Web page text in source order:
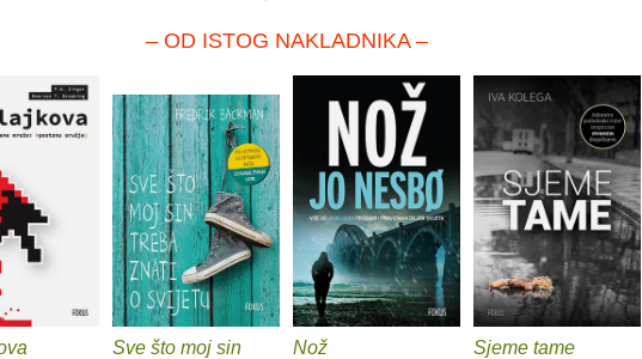
– OD ISTOG NAKLADNIKA –
Sve što moj sin
Nož Sjeme tame